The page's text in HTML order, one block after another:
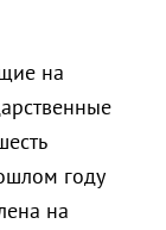
на
году
на